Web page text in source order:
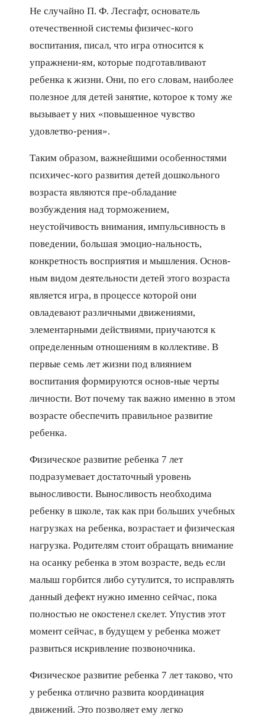
Не случайно П. Ф. Лесгафт, основатель
отечественной системы физичес-кого
воспитания, писал, что игра относится к
упражнени-ям, которые подготавливают
ребенка к жизни. Они, по его словам, наиболее
полезное для детей занятие, которое к тому же
вызывает у них «повышенное чувство
удовлетво-рения».
Таким образом, важнейшими особенностями
психичес-кого развития детей дошкольного
возраста являются пре-обладание
возбуждения над торможением,
неустойчивость внимания, импульсивность в
поведении, большая эмоцио-нальность,
конкретность восприятия и мышления. Основ-
ным видом деятельности детей этого возраста
является игра, в процессе которой они
овладевают различными движениями,
элементарными действиями, приучаются к
определенным отношениям в коллективе. В
первые семь лет жизни под влиянием
воспитания формируются основ-ные черты
личности. Вот почему так важно именно в этом
возрасте обеспечить правильное развитие
ребенка.
Физическое развитие ребенка 7 лет
подразумевает достаточный уровень
выносливости. Выносливость необходима
ребенку в школе, так как при больших учебных
нагрузках на ребенка, возрастает и физическая
нагрузка. Родителям стоит обращать внимание
на осанку ребенка в этом возрасте, ведь если
малыш горбится либо сутулится, то исправлять
данный дефект нужно именно сейчас, пока
полностью не окостенел скелет. Упустив этот
момент сейчас, в будущем у ребенка может
развиться искривление позвоночника.
Физическое развитие ребенка 7 лет таково, что
у ребенка отлично развита координация
движений. Это позволяет ему легко